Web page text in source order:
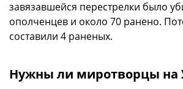
завязавшейся перестрелки было
ополченцев и около 70 ранено.
составили 4 раненых.
Нужны ли миротворцы на